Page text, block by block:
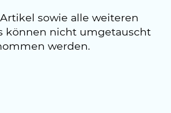
sowie alle weiteren
können nicht umgetauscht
werden.